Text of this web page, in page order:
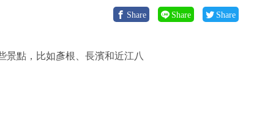
Share Share Share
景點，比如彥根、長濱和近江八